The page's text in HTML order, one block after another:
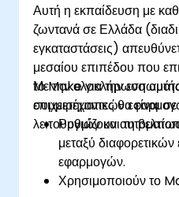
εργασίας.
Αυτή η εκπαίδευση με
ζωντανά σε Ελλάδα
εγκαταστάσεις)
μεσαίου επιπέδου που
το Make για την
επιχειρηματικών
λειτουργιών και τη
Με την ολοκλήρωση
συμμετέχοντες θα είναι
Ρυθμίζουν
μεταξύ διαφορετικών
εφαρμογών.
Χρησιμοποιούν το